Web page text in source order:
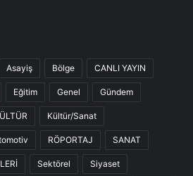
Asayiş Bölge CANLI YAYIN
Eğitim Genel Gündem
Kültür/Sanat
RÖPORTAJ SANAT
Sektörel Siyaset